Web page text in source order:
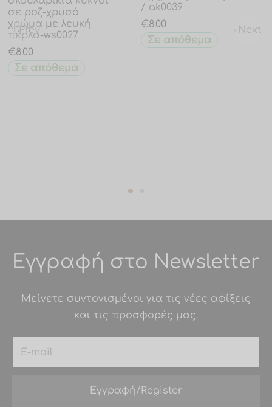
Prev
σε ροζ-χρυσό
χρώμα με λευκή
πέρλα-ws0027
€8.00
Σε απόθεμα
/ ak0039
€8.00
Σε απόθεμα
Next
Εγγραφή στο Newsletter
Μείνετε συντονισμένοι για τις νέες αφίξεις
και τις προσφορές μας.